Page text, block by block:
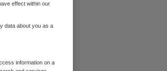
effect within our
data about you as a
information on a